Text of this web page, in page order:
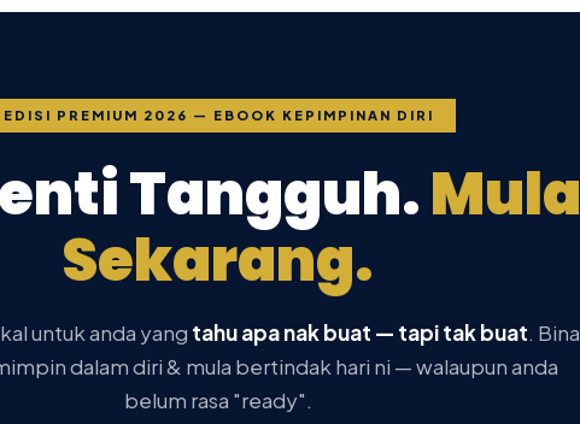
EDISI PREMIUM 2026 — EBOOK KEPIMPINAN DIRI
Tangguh.Mula
Sekarang.
untuk anda yang tahu apa nak buat — tapi tak buat. Bina
dalam diri & mula bertindak hari ni — walaupun anda
belum rasa "ready".